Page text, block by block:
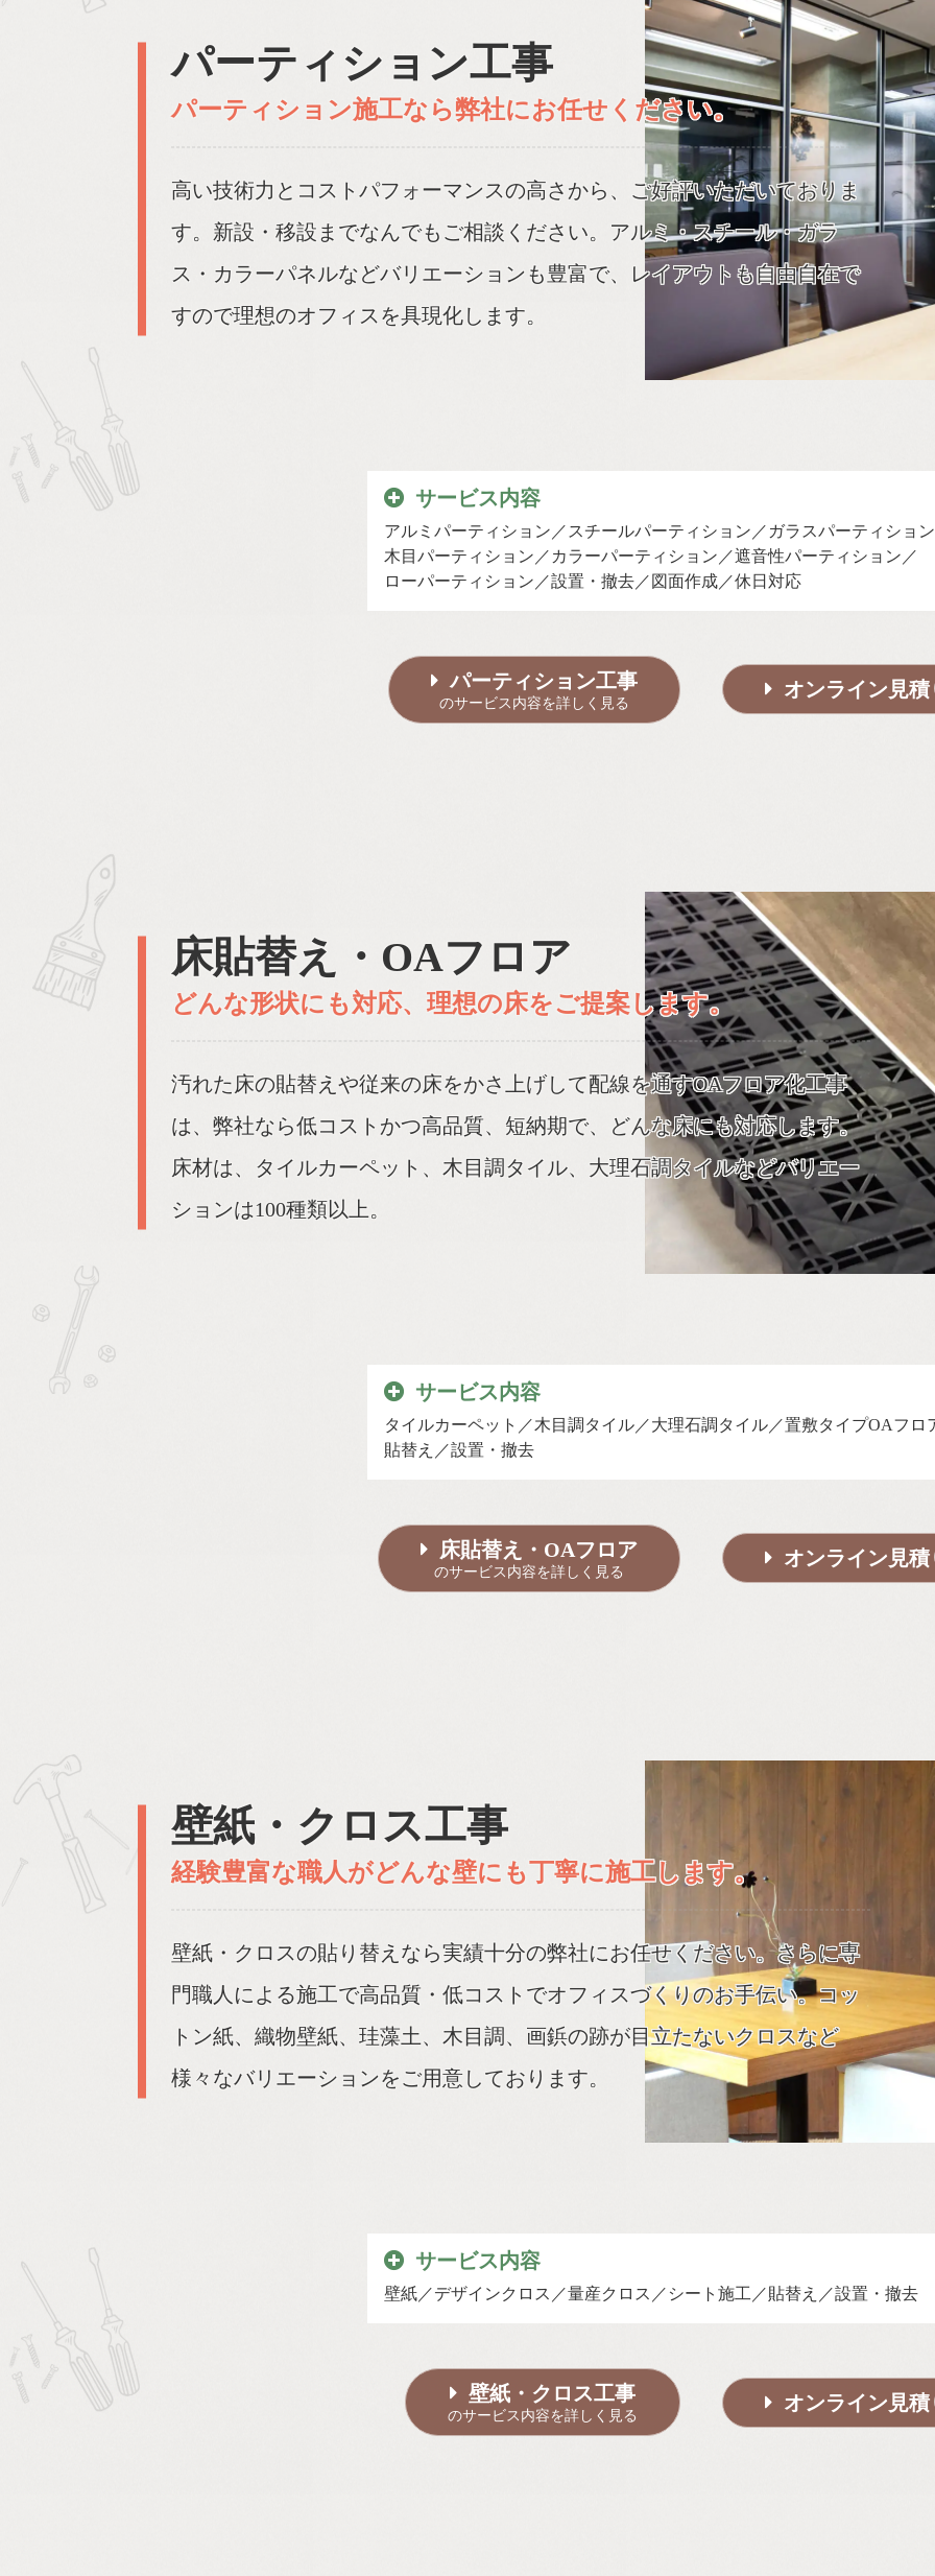
パーティション工事
パーティション施工なら弊社にお任せください。
高い技術力とコストパフォーマンスの高さから、ご好評いただいておりま
す。新設・移設までなんでもご相談ください。アルミ・スチール・ガラ
ス・カラーパネルなどバリエーションも豊富で、レイアウトも自由自在で
すので理想のオフィスを具現化します。
サービス内容
アルミパーティション スチールパーティション
ガラスパーティション
木目パーティション
カラーパーティション
遮音性パーティション
ローパーティション
設置・撤去 図面作成 休日対応
パーティション工事
のサービス内容を詳しく見る
オンライン見積
床貼替え・OAフロア
どんな形状にも対応、理想の床をご提案します。
汚れた床の貼替えや従来の床をかさ上げして配線を通すOAフロア化工事
は、弊社なら低コストかつ高品質、短納期で、どんな床にも対応します。
床材は、タイルカーペット、木目調タイル、大理石調タイルなどバリエー
ションは100種類以上。
サービス内容
タイルカーペット 木目調タイル 大理石調タイル
置敷タイプOAフロ
貼替え
設置・撤去
床貼替え・OAフロア
のサービス内容を詳しく見る
オンライン見積
壁紙・クロス工事
経験豊富な職人がどんな壁にも丁寧に施工します。
壁紙・クロスの貼り替えなら実績十分の弊社にお任せください。さらに専
門職人による施工で高品質・低コストでオフィスづくりのお手伝い。コッ
トン紙、織物壁紙、珪藻土、木目調、画鋲の跡が目立たないクロスなど
様々なバリエーションをご用意しております。
サービス内容
壁紙 デザインクロス 量産クロス シート施工 貼替え 設置・撤去
壁紙・クロス工事
のサービス内容を詳しく見る
オンライン見積